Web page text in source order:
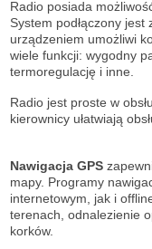
Radio posiada
System podłączony
urządzeniem umożliwi
wiele funkcji: wygodny
termoregulację i inne.
Radio jest proste w
kierownicy ułatwiają
Nawigacja GPS
mapy. Programy
internetowym, jak i
terenach, odnalezienie
korków.